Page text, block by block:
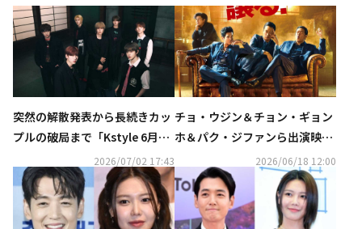
突然の解散発表から長続きカッ
プルの破局まで「Kstyle 6月の
記事ランキングTOP5」を発表
2026/07/02 17:43
チョ・ウジン＆チョン・ギョン
ホ＆パク・ジファンら出演映画
「BOSS／ボス」10月23日に日
本公開！
2026/06/18 12:00